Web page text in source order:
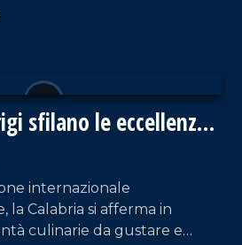
sfilano le eccellenze
Calabria
internazionale
la Calabria si afferma in
culinarie da gustare e